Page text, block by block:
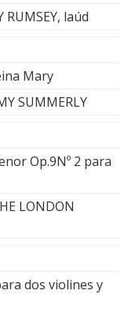
RUMSEY, laúd
Mary
SUMMERLY
Op.9Nº 2 para
LONDON
dos violines y